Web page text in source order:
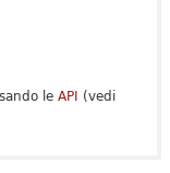
le API (vedi